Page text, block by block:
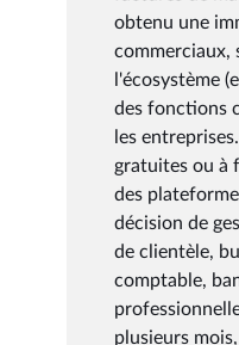
obtenu une
commerciaux,
l'écosystème
des fonctions
les
gratuites ou à
des
décision de
de clientèle,
comptable,
plusieurs